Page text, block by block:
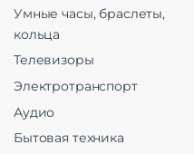
Умные часы, браслеты,
кольца
Телевизоры
Электротранспорт
Аудио
Бытовая техника